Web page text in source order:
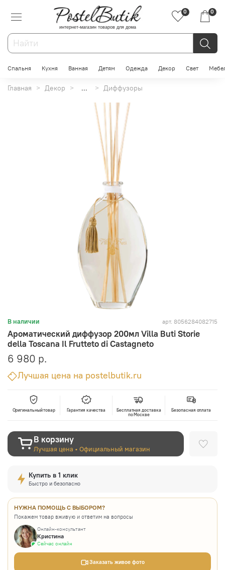
интернет-магазин товаров для дома
0 0
Спальня Кухня Ванная Детям Одежда Декор Свет
Главная Декор ... Диффузоры
В наличии арт. 8056284082715
Ароматический диффузор 200мл Villa Buti Storie
della Toscana Il Frutteto di Castagneto
6 980 р.
Лучшая цена на postelbutik.ru
Оригинальный товар Гарантия качества
Бесплатная доставка
по Москве
Безопасная оплата
В корзину
Лучшая цена • Официальный магазин
Купить в 1 клик
Быстро и безопасно
НУЖНА ПОМОЩЬ С ВЫБОРОМ?
Покажем товар вживую и ответим на вопросы
Онлайн-консультант
Кристина
Сейчас онлайн
Заказать живое фото